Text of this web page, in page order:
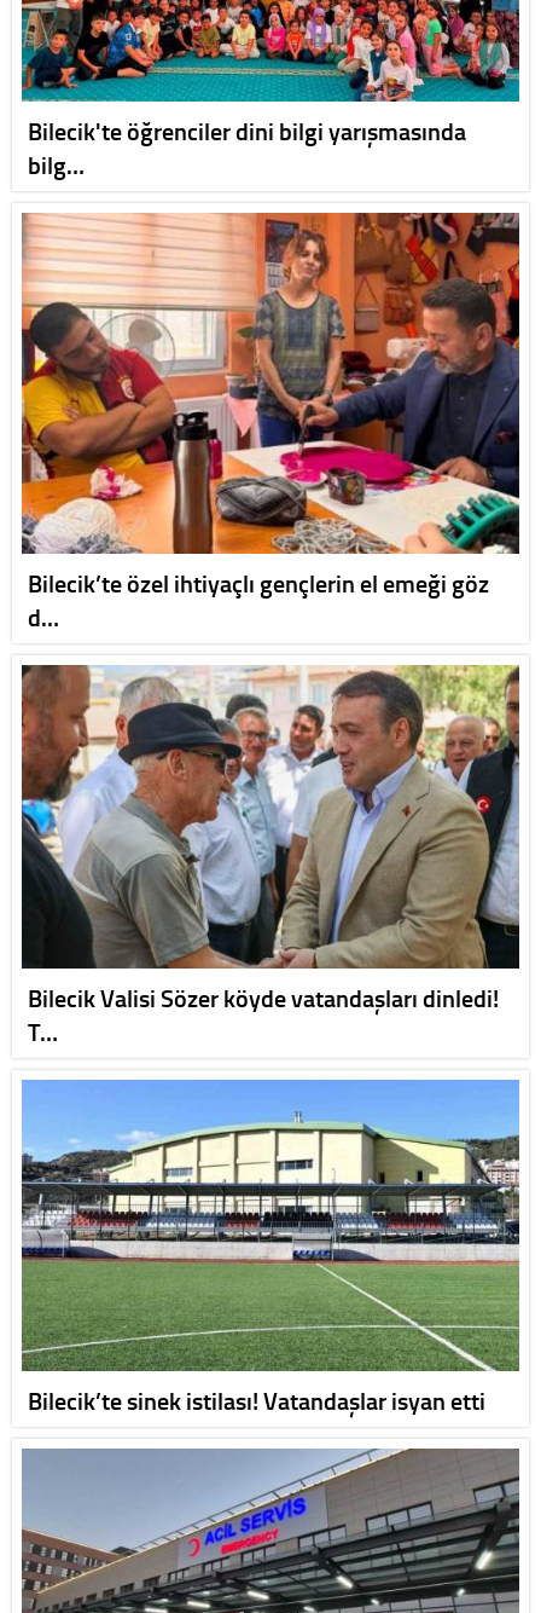
Bilecik'te öğrenciler dini bilgi yarışmasında
bilg…
Bilecik’te özel ihtiyaçlı gençlerin el emeği göz
d…
Bilecik Valisi Sözer köyde vatandaşları dinledi!
T…
Bilecik’te sinek istilası! Vatandaşlar isyan etti